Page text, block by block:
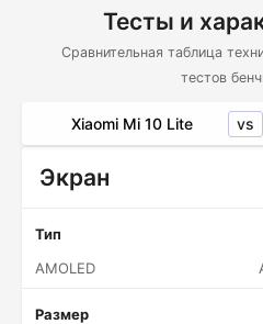
Тесты и
Сравнительная таблица
тестов
Xiaomi Mi 10 Lite vs
Экран
Тип
AMOLED
Размер